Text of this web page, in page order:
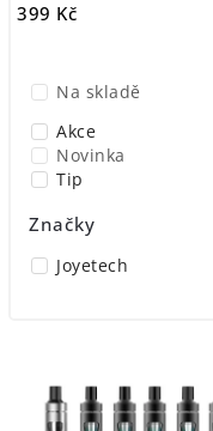
Nejlevnější
Nejprodávanější
Abecedně
399 Kč
Na skladě
Akce
Novinka
Tip
Značky
Joyetech